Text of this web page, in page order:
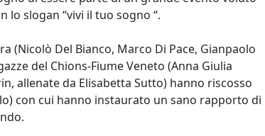
slogan “vivi il tuo sogno “.
(Nicolò Del Bianco, Marco Di Pace, Gianpaolo
del Chions-Fiume Veneto (Anna Giulia
allenate da Elisabetta Sutto) hanno riscosso
con cui hanno instaurato un sano rapporto di